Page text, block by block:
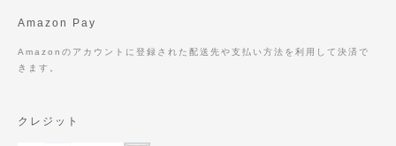
Amazon Pay
Amazonのアカウントに登録された配送先や支払い方法を利用して決済で
きます。
クレジット